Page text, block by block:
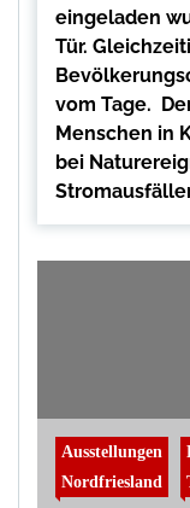
eingeladen
Tür.
vom Tage.
Menschen in
bei
Ausstellungen
Nordfriesland